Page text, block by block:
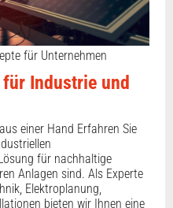
für Unternehmen
Industrie und
einer Hand Erfahren Sie
für nachhaltige
Anlagen sind. Als Experte
Elektroplanung,
bieten wir Ihnen eine